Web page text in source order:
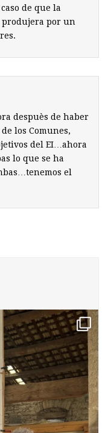
de que la
produjera por un
despuès de haber
los Comunes,
del EI…ahora
lo que se ha
el